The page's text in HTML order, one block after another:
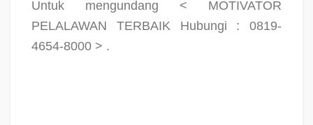
Untuk mengundang < MOTIVATOR
PELALAWAN TERBAIK Hubungi : 0819-
4654-8000 > .